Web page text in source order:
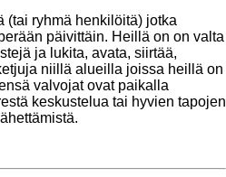
(tai ryhmä henkilöitä) jotka
päivittäin. Heillä on on valta
ja lukita, avata, siirtää,
niillä alueilla joissa heillä on
valvojat ovat paikalla
keskustelua tai hyvien tapojen